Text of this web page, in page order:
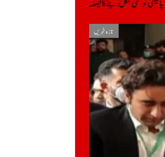
تازہ خبریں